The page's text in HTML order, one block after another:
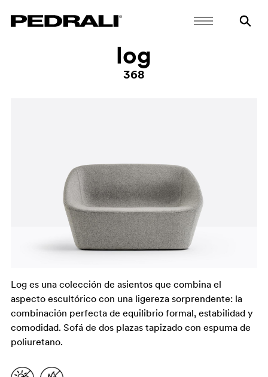
log
368
Log es una colección de asientos que combina el
aspecto escultórico con una ligereza sorprendente: la
combinación perfecta de equilibrio formal, estabilidad y
comodidad. Sofá de dos plazas tapizado con espuma de
poliuretano.